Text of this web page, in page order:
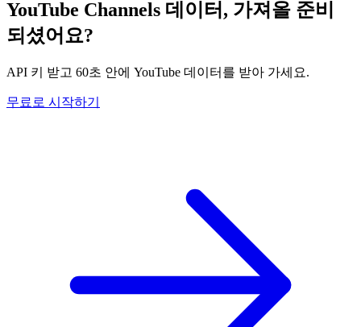
YouTube Channels 데이터, 가져올 준비
되셨어요?
API 키 받고 60초 안에 YouTube 데이터를 받아 가세요.
무료로 시작하기